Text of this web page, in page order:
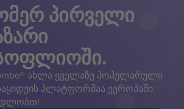
პირველი
ახლა ყველაზე პოპულარული
პლატფორმაა ევროპაში.